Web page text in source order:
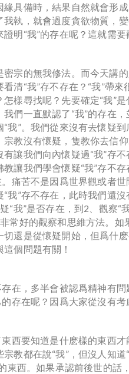
緣具備時，結果自然就會形
執，就會過度貪欲物質，
明“我”的存在呢？這就需要
密宗的無我修法。而今天講
清“我”存不存在？“我”帶
樣尋找呢？先要確定“我”
們一直默認了“我”的存在
我”。我們從來沒有去懷疑
宗教沒有懷疑，隻教你去信
讓我們向內懷疑過“我”存
讓我們學會懷疑“我”存不
。痛苦不是因爲世界觀或者
我”存不存在，此時我們還
“我”是否存在，到2、觀察“
常好的觀察和思維方法。
還是從懷疑開始，但爲什
個問題有關！
存在，多半會被認爲精神有
存在呢？因爲大家從沒有考
西要知道是什麽樣的東西
教都在說“我”，但沒人知
東西。如果承認前後世的話